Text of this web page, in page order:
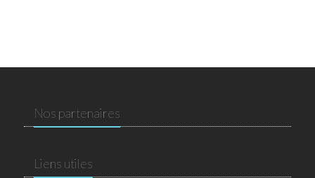
Nos partenaires
Liens utiles